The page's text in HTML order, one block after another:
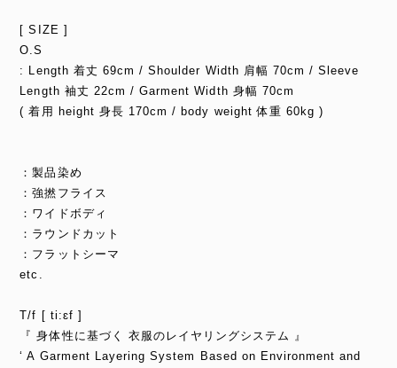
[ SIZE ]
O.S
: Length 着丈 69cm / Shoulder Width 肩幅 70cm / Sleeve
Length 袖丈 22cm / Garment Width 身幅 70cm
( 着用 height 身長 170cm / body weight 体重 60kg )
：製品染め
：強撚フライス
：ワイドボディ
：ラウンドカット
：フラットシーマ
etc.
T/f [ ti:ɛf ]
『 身体性に基づく 衣服のレイヤリングシステム 』
‘ A Garment Layering System Based on Environment and